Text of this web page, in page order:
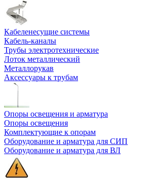
Кабеленесущие системы
Кабель-каналы
Трубы электротехнические
Лоток металлический
Металлорукав
Аксессуары к трубам
Опоры освещения и арматура
Опоры освещения
Комплектующие к опорам
Оборудование и арматура для СИП
Оборудование и арматура для ВЛ